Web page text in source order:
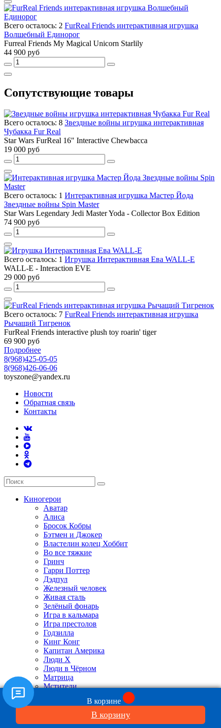
Всего осталось: 2 FurReal Friends интерактивная игрушка
Волшебный Единорог
Furreal Friends My Magical Unicorn Starlily
44 900 руб
Сопутствующие товары
Всего осталось: 8 Звездные войны игрушка интерактивная
Чубакка Fur Real
Star Wars FurReal 16" Interactive Chewbacca
19 000 руб
Всего осталось: 1 Интерактивная игрушка Мастер Йода
Звездные войны Spin Master
Star Wars Legendary Jedi Master Yoda - Collector Box Edition
74 900 руб
Всего осталось: 1 Игрушка Интерактивная Ева WALL-E
WALL-E - Interaction EVE
29 000 руб
Всего осталось: 7 FurReal Friends интерактивная игрушка
Рычащий Тигренок
FurReal Friends interactive plush toy roarin' tiger
69 900 руб
Подробнее
8(968)425-05-05
8(968)426-06-06
toyszone@yandex.ru
Новости
Обратная связь
Контакты
В корзине
В корзину
Киногерои
Аватар
Алиса
Бросок Кобры
Бэтмен и Джокер
Властелин колец Хоббит
Во все тяжкие
Гринч
Гарри Поттер
Дэдпул
Железный человек
Живая сталь
Зелёный фонарь
Игра в кальмара
Игра престолов
Годзилла
Кинг Конг
Капитан Америка
Люди X
Люди в Чёрном
Матрица
Мстители
Охотники за привидениями
Пираты Карибского моря